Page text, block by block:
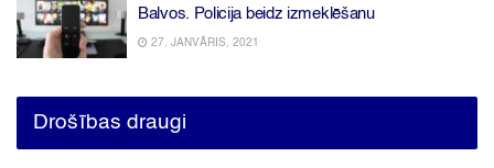
Balvos. Policija beidz izmeklēšanu
27. JANVĀRIS, 2021
Drošības draugi